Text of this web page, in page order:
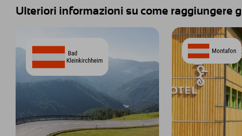
Ulteriori informazioni su come raggiungere
Bad
Kleinkirchheim
Montafon